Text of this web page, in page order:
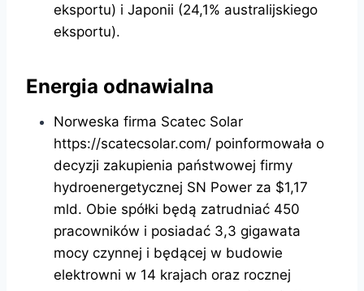
eksportu) i Japonii (24,1% australijskiego
eksportu).
Energia odnawialna
Norweska firma Scatec Solar
https://scatecsolar.com/ poinformowała o
decyzji zakupienia państwowej firmy
hydroenergetycznej SN Power za $1,17
mld. Obie spółki będą zatrudniać 450
pracowników i posiadać 3,3 gigawata
mocy czynnej i będącej w budowie
elektrowni w 14 krajach oraz rocznej